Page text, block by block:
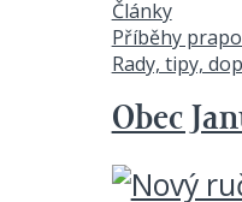
Články
Příběhy
Rady, tipy,
Obec